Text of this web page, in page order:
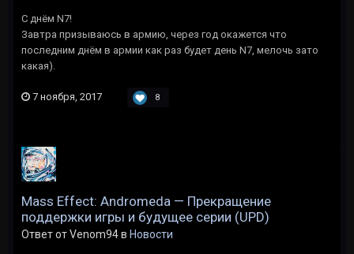
С днём N7!
Завтра призываюсь в армию, через год окажется что
последним днём в армии как раз будет день N7, мелочь зато
какая).
7 ноября, 2017 8
Mass Effect: Andromeda — Прекращение
поддержки игры и будущее серии (UPD)
Ответ от Venom94 в Новости